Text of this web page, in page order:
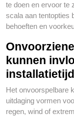
te doen en ervoor te
scala aan tentopties
behoeften en
kunnen
Het onvoorspelbare
uitdaging vormen
regen, wind of